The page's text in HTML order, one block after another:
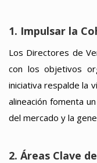
1. Impulsar la
Los Directores de
con los objetivos
iniciativa respalde la
alineación fomenta
del mercado y la
2. Áreas Clave